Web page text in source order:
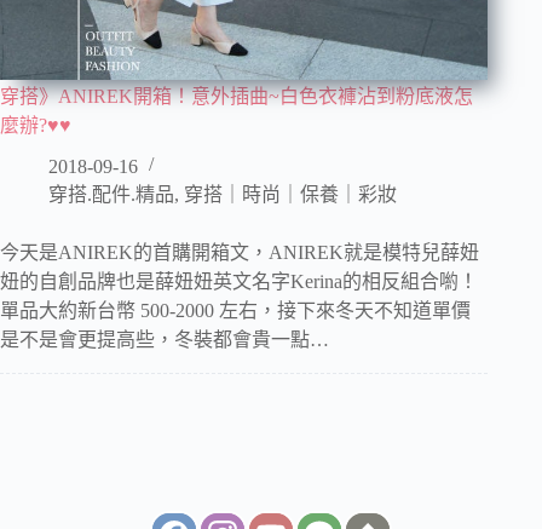
穿搭》ANIREK開箱！意外插曲~白色衣褲沾到粉底液怎
麼辦?♥♥
2018-09-16
穿搭.配件.精品, 穿搭｜時尚｜保養｜彩妝
今天是ANIREK的首購開箱文，ANIREK就是模特兒薛妞
妞的自創品牌也是薛妞妞英文名字Kerina的相反組合喲！
單品大約新台幣 500-2000 左右，接下來冬天不知道單價
是不是會更提高些，冬裝都會貴一點…